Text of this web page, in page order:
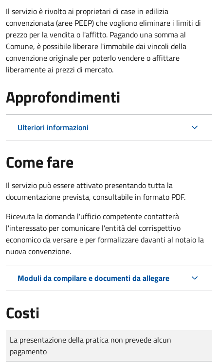
Il servizio è rivolto ai proprietari di case in edilizia
convenzionata (aree PEEP) che vogliono eliminare i limiti di
prezzo per la vendita o l'affitto. Pagando una somma al
Comune, è possibile liberare l'immobile dai vincoli della
convenzione originale per poterlo vendere o affittare
liberamente ai prezzi di mercato.
Approfondimenti
Ulteriori informazioni
Come fare
Il servizio può essere attivato presentando tutta la
documentazione prevista, consultabile in formato PDF.
Ricevuta la domanda l'ufficio competente contatterà
l'interessato per comunicare l'entità del corrispettivo
economico da versare e per formalizzare davanti al notaio la
nuova convenzione.
Moduli da compilare e documenti da allegare
Costi
Tipo di pagamento
Importo
La presentazione della pratica non prevede alcun
pagamento